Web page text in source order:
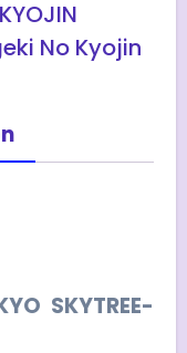
No Kyojin
SKYTREE-